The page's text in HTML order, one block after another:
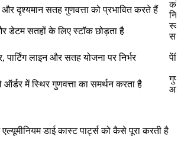
और दृश्यमान सतह गुणवत्ता को प्रभावित करते हैं
डेटम सतहों के लिए स्टॉक छोड़ता है
पार्टिंग लाइन और सतह योजना पर निर्भर
ऑर्डर में स्थिर गुणवत्ता का समर्थन करता है
डाई कास्ट पार्ट्स को कैसे पूरा करती है